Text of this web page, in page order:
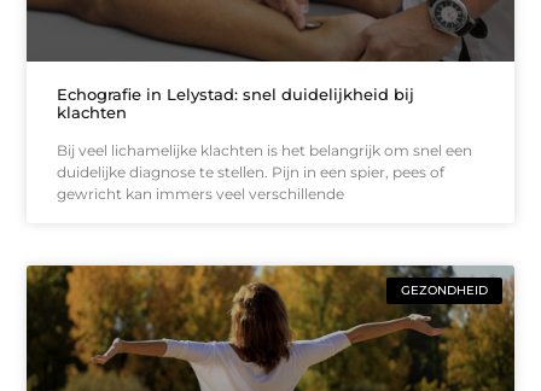
Echografie in Lelystad: snel duidelijkheid bij
klachten
Bij veel lichamelijke klachten is het belangrijk om snel een
duidelijke diagnose te stellen. Pijn in een spier, pees of
gewricht kan immers veel verschillende
GEZONDHEID